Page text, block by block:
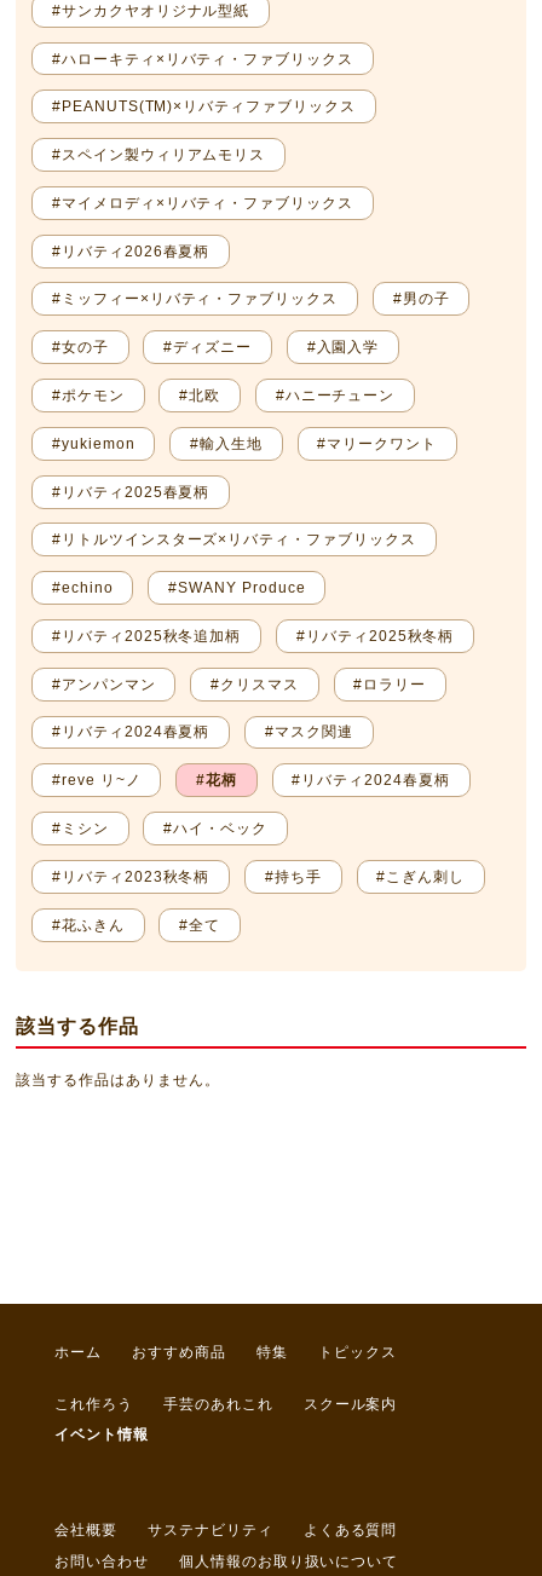
#サンカクヤオリジナル型紙
#ハローキティ×リバティ・ファブリックス
#PEANUTS(TM)×リバティファブリックス
#スペイン製ウィリアムモリス
#マイメロディ×リバティ・ファブリックス
#リバティ2026春夏柄
#ミッフィー×リバティ・ファブリックス #男の子
#女の子 #ディズニー #入園入学
#ポケモン #北欧 #ハニーチューン
#yukiemon #輸入生地 #マリークワント
#リバティ2025春夏柄
#リトルツインスターズ×リバティ・ファブリックス
#echino #SWANY Produce
#リバティ2025秋冬追加柄 #リバティ2025秋冬柄
#アンパンマン #クリスマス #ロラリー
#リバティ2024春夏柄 #マスク関連
#reve リ~ノ #花柄 #リバティ2024春夏柄
#ミシン #ハイ・ベック
#リバティ2023秋冬柄 #持ち手 #こぎん刺し
#花ふきん #全て
該当する作品
該当する作品はありません。
ホーム おすすめ商品 特集 トピックス
これ作ろう 手芸のあれこれ
スクール案内
イベント情報
会社概要 サステナビリティ
よくある質問
お問い合わせ
個人情報のお取り扱いについて